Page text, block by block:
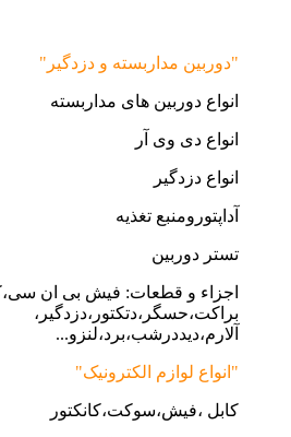
"دوربین مداربسته و دزدگیر"
انواع دوربین های مداربسته
انواع دی وی آر
انواع دزدگیر
آداپتورومنبع تغذیه
تستر دوربین
اجزاء و قطعات: فیش بی ان
براکت،حسگر،دتکتور،دزدگیر،
آلارم،دیددرشب،برد،لنزو...
"انواع لوازم الکترونیک"
کابل ،فیش،سوکت،کانکتور